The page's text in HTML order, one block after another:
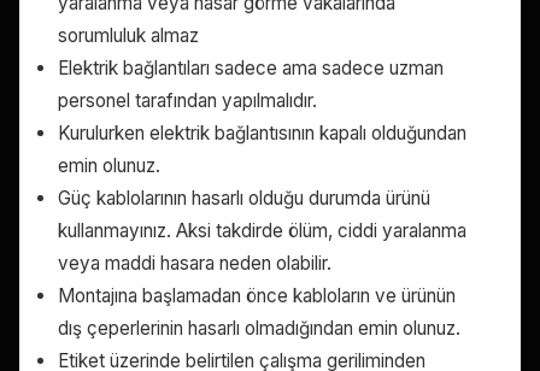
sorumluluk almaz
Elektrik bağlantıları sadece ama sadece uzman
personel tarafından yapılmalıdır.
Kurulurken elektrik bağlantısının kapalı olduğundan
emin olunuz.
Güç kablolarının hasarlı olduğu durumda ürünü
kullanmayınız. Aksi takdirde ölüm, ciddi yaralanma
veya maddi hasara neden olabilir.
Montajına başlamadan önce kabloların ve ürünün
dış çeperlerinin hasarlı olmadığından emin olunuz.
Etiket üzerinde belirtilen çalışma geriliminden